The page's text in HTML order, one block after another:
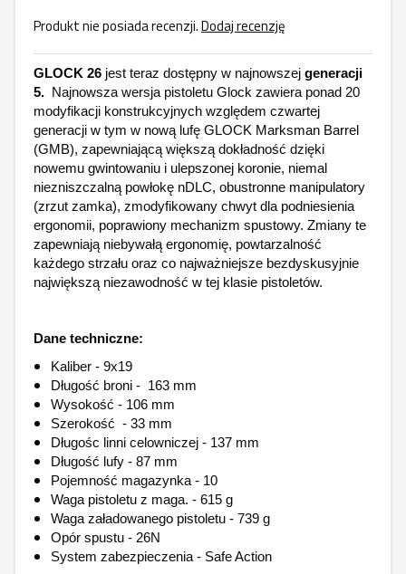
Produkt nie posiada recenzji.Dodaj recenzję
GLOCK 26 jest teraz dostępny w najnowszej generacji
5. Najnowsza wersja pistoletu Glock zawiera ponad 20
modyfikacji konstrukcyjnych względem czwartej
generacji w tym w nową lufę GLOCK Marksman Barrel
(GMB), zapewniającą większą dokładność dzięki
nowemu gwintowaniu i ulepszonej koronie, niemal
niezniszczalną powłokę nDLC, obustronne manipulatory
(zrzut zamka), zmodyfikowany chwyt dla podniesienia
ergonomii, poprawiony mechanizm spustowy. Zmiany te
zapewniają niebywałą ergonomię, powtarzalność
każdego strzału oraz co najważniejsze bezdyskusyjnie
największą niezawodność w tej klasie pistoletów.
Dane techniczne:
Kaliber - 9x19
Długość broni - 163 mm
Wysokość - 106 mm
Szerokość - 33 mm
Długośc linni celowniczej - 137 mm
Długość lufy - 87 mm
Pojemność magazynka - 10
Waga pistoletu z maga. - 615 g
Waga załadowanego pistoletu - 739 g
Opór spustu - 26N
System zabezpieczenia - Safe Action